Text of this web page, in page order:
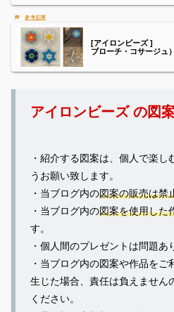
[アイロンビーズ ] 図
ブローチ・コサージュ）
アイロンビーズ の図
・紹介する図案は、個人で楽し
うお願い致します。
・当ブログ内の図案の販売は禁
・当ブログ内の図案を使用した
す。
・個人間のプレゼントは問題あ
・当ブログ内の図案や作品を
生じた場合、責任は負えません
ください。